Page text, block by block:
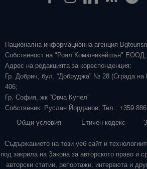
Национална информационна агенция
Собственост на "Роял Комюникейшън" ЕООД,
Адрес на редакцията за кореспонденция:
Гр. Добрич, бул. “Добруджа” № 28 (Сграда на
406;
Гр. София, жк “Овча Купел”
Собственик: Руслан Йорданов; Тел.: +359 886
Общи условия
Етичен кодекс
Съдържанието на този уеб сайт и
под закрила на Закона за авторското право и
авторски статии, репортажи, интервюта и